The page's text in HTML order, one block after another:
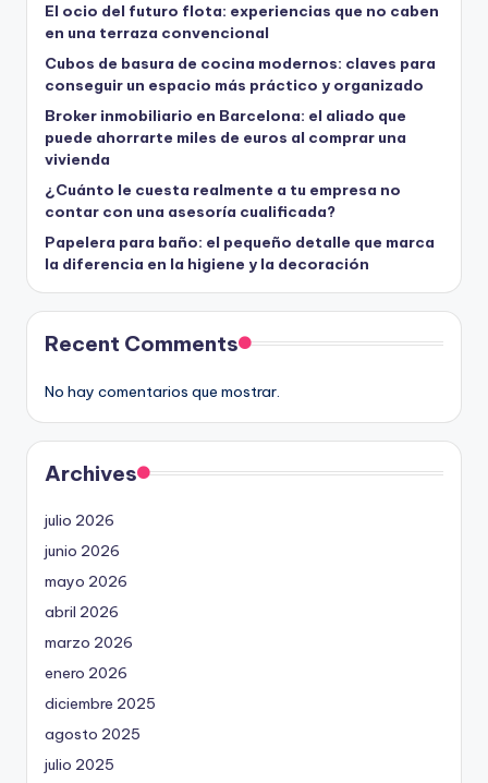
El ocio del futuro flota: experiencias que no caben
en una terraza convencional
Cubos de basura de cocina modernos: claves para
conseguir un espacio más práctico y organizado
Broker inmobiliario en Barcelona: el aliado que
puede ahorrarte miles de euros al comprar una
vivienda
¿Cuánto le cuesta realmente a tu empresa no
contar con una asesoría cualificada?
Papelera para baño: el pequeño detalle que marca
la diferencia en la higiene y la decoración
Recent Comments
No hay comentarios que mostrar.
Archives
julio 2026
junio 2026
mayo 2026
abril 2026
marzo 2026
enero 2026
diciembre 2025
agosto 2025
julio 2025